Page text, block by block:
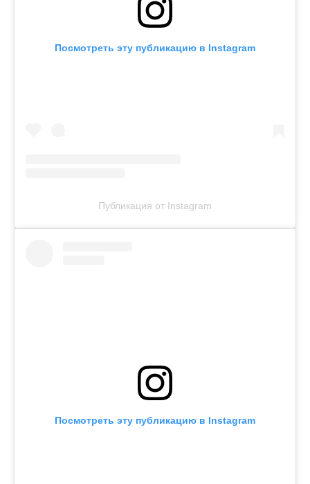
Посмотреть эту публикацию в Instagram
Публикация от Instagram
Посмотреть эту публикацию в Instagram